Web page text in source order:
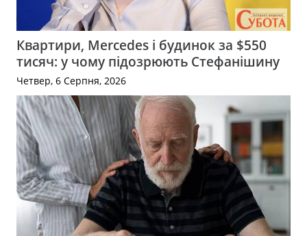
Квартири, Mercedes і будинок за $550
тисяч: у чому підозрюють Стефанішину
Четвер, 6 Серпня, 2026